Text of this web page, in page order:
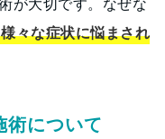
が大切です。なぜな
々な症状に悩まされ
術について